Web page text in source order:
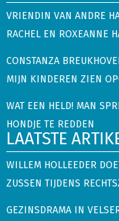
VRIENDIN VAN ANDRE
RACHEL EN ROXEANNE
CONSTANZA
MIJN KINDEREN ZIEN
WAT EEN HELD! MAN
HONDJE TE REDDEN
LAATSTE
WILLEM HOLLEEDER
ZUSSEN TIJDENS
GEZINSDRAMA IN